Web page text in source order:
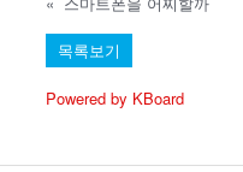
목록보기
Powered by KBoard